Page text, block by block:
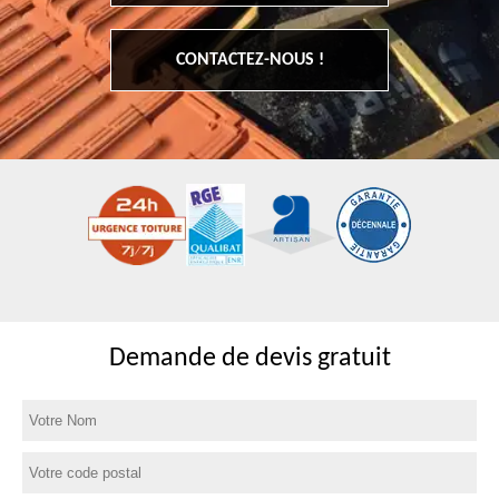
CONTACTEZ-NOUS !
Demande de devis gratuit